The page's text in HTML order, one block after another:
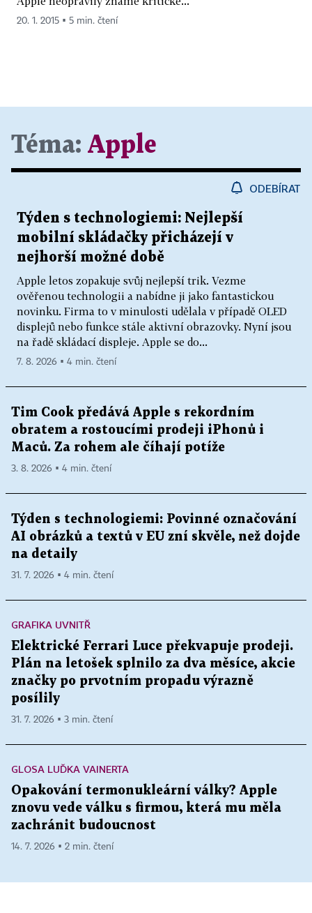
20. 1. 2015 ▪ 5 min. čtení
Téma: Apple
ODEBÍRAT
Týden s technologiemi: Nejlepší
mobilní skládačky přicházejí v
nejhorší možné době
Apple letos zopakuje svůj nejlepší trik. Vezme
ověřenou technologii a nabídne ji jako fantastickou
novinku. Firma to v minulosti udělala v případě OLED
displejů nebo funkce stále aktivní obrazovky. Nyní jsou
na řadě skládací displeje. Apple se do...
7. 8. 2026 ▪ 4 min. čtení
Tim Cook předává Apple s rekordním
obratem a rostoucími prodeji iPhonů i
Maců. Za rohem ale číhají potíže
3. 8. 2026 ▪ 4 min. čtení
Týden s technologiemi: Povinné označování
AI obrázků a textů v EU zní skvěle, než dojde
na detaily
31. 7. 2026 ▪ 4 min. čtení
GRAFIKA UVNITŘ
Elektrické Ferrari Luce překvapuje prodeji.
Plán na letošek splnilo za dva měsíce, akcie
značky po prvotním propadu výrazně
posílily
31. 7. 2026 ▪ 3 min. čtení
GLOSA LUĎKA VAINERTA
Opakování termonukleární války? Apple
znovu vede válku s firmou, která mu měla
zachránit budoucnost
14. 7. 2026 ▪ 2 min. čtení